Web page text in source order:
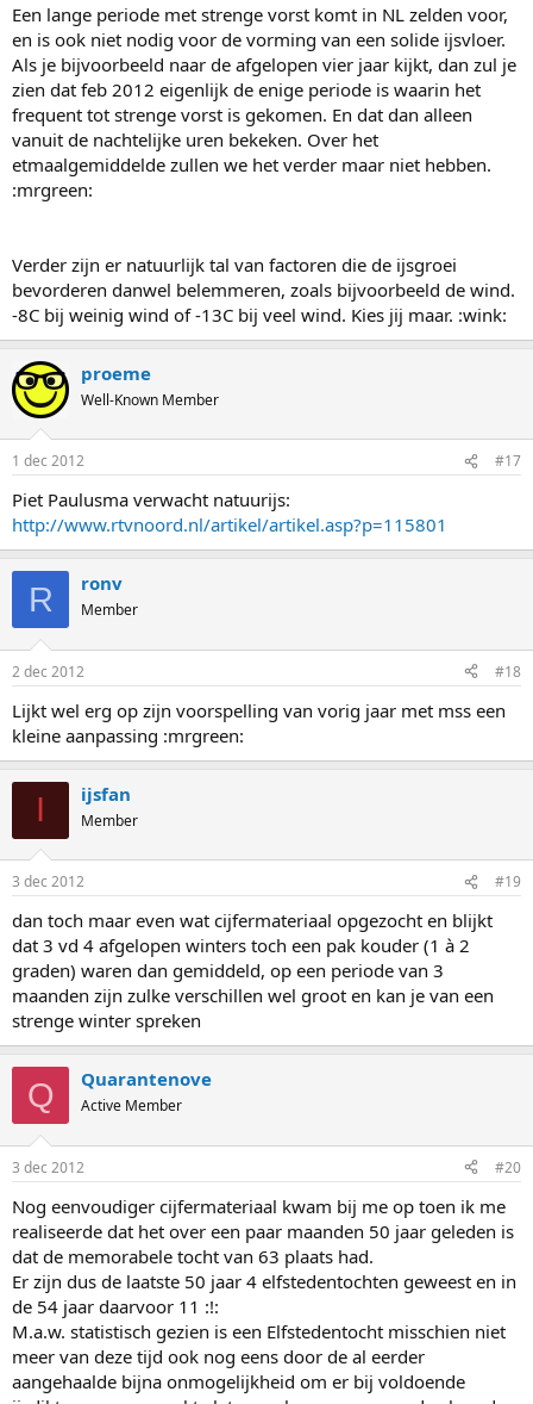
Een lange periode met strenge vorst komt in NL zelden voor,
en is ook niet nodig voor de vorming van een solide ijsvloer.
Als je bijvoorbeeld naar de afgelopen vier jaar kijkt, dan zul je
zien dat feb 2012 eigenlijk de enige periode is waarin het
frequent tot strenge vorst is gekomen. En dat dan alleen
vanuit de nachtelijke uren bekeken. Over het
etmaalgemiddelde zullen we het verder maar niet hebben.
:mrgreen:
Verder zijn er natuurlijk tal van factoren die de ijsgroei
bevorderen danwel belemmeren, zoals bijvoorbeeld de wind.
-8C bij weinig wind of -13C bij veel wind. Kies jij maar. :wink:
proeme
Well-Known Member
1 dec 2012 #17
Piet Paulusma verwacht natuurijs:
http://www.rtvnoord.nl/artikel/artikel.asp?p=115801
R ronv
Member
2 dec 2012 #18
Lijkt wel erg op zijn voorspelling van vorig jaar met mss een
kleine aanpassing :mrgreen:
I ijsfan
Member
3 dec 2012 #19
dan toch maar even wat cijfermateriaal opgezocht en blijkt
dat 3 vd 4 afgelopen winters toch een pak kouder (1 à 2
graden) waren dan gemiddeld, op een periode van 3
maanden zijn zulke verschillen wel groot en kan je van een
strenge winter spreken
Q Quarantenove
Active Member
3 dec 2012 #20
Nog eenvoudiger cijfermateriaal kwam bij me op toen ik me
realiseerde dat het over een paar maanden 50 jaar geleden is
dat de memorabele tocht van 63 plaats had.
Er zijn dus de laatste 50 jaar 4 elfstedentochten geweest en in
de 54 jaar daarvoor 11 :!:
M.a.w. statistisch gezien is een Elfstedentocht misschien niet
meer van deze tijd ook nog eens door de al eerder
aangehaalde bijna onmogelijkheid om er bij voldoende